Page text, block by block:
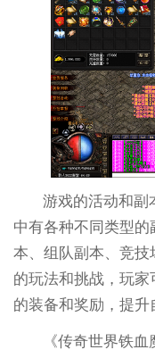
游戏的活动和副
中有各种不同类型的
本、组队副本、竞
的玩法和挑战，玩
的装备和奖励，提升
《传奇世界铁